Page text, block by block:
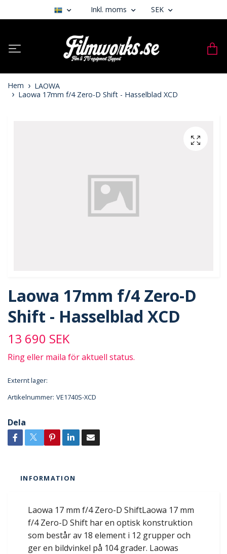
Inkl. moms SEK
Hem
LAOWA
Laowa 17mm f/4 Zero-D Shift - Hasselblad XCD
Laowa 17mm f/4 Zero-D
Shift - Hasselblad XCD
13 690 SEK
Ring eller maila för aktuell status.
Externt lager:
Artikelnummer: VE1740S-XCD
Dela
INFORMATION
Laowa 17 mm f/4 Zero-D ShiftLaowa 17 mm
f/4 Zero-D Shift har en optisk konstruktion
som består av 18 element i 12 grupper och
ger en bildvinkel på 104 grader. Laowas